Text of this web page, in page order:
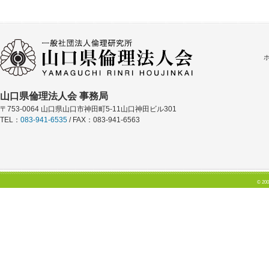
山口県倫理法人会 事務局
〒753-0064 山口県山口市神田町5-11山口神田ビル301
TEL： 083-941-6535 / FAX：083-941-6563
©